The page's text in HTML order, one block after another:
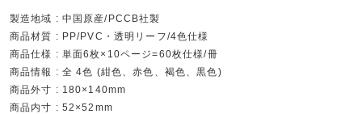
製造地域 : 中国原産/PCCB社製
商品材質 : PP/PVC・透明リーフ/4色仕様
商品仕様 : 単面6枚×10ページ=60枚仕様/冊
商品情報 : 全 4色 (紺色、赤色、褐色、黒色)
商品外寸 : 180×140mm
商品内寸 : 52×52mm